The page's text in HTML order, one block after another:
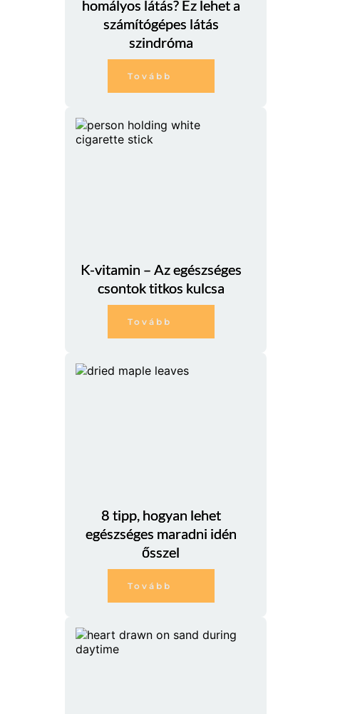
homályos látás? Ez lehet a
számítógépes látás
szindróma
Tovább
K-vitamin – Az egészséges
csontok titkos kulcsa
Tovább
8 tipp, hogyan lehet
egészséges maradni idén
ősszel
Tovább